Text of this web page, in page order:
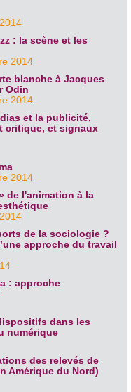
: la scène et les
2014
blanche à Jacques
Odin
2014
et la publicité,
critique, et signaux
2014
de l'animation à la
de la sociologie ?
approche du travail
: approche
dans les
numérique
des relevés de
Amérique du Nord)